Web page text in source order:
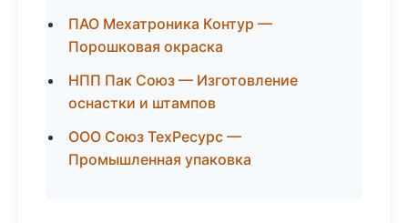
ПАО Мехатроника Контур —
Порошковая окраска
НПП Пак Союз — Изготовление
оснастки и штампов
ООО Союз ТехРесурс —
Промышленная упаковка